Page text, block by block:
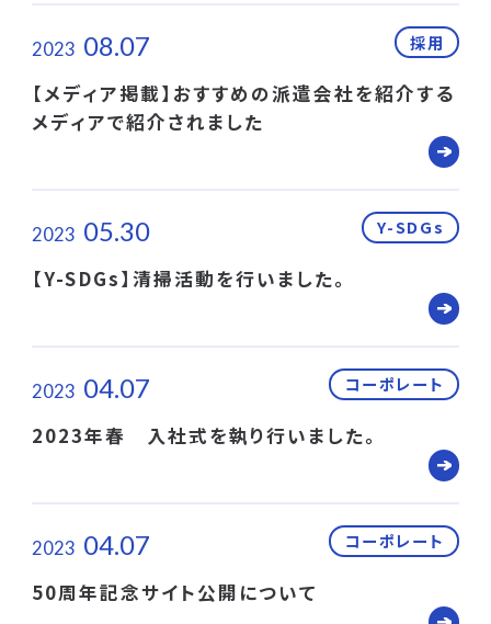
2023 08.07 採用
【メディア掲載】おすすめの派遣会社を紹介する
メディアで紹介されました
2023 05.30 Y-SDGs
【Y-SDGs】清掃活動を行いました。
2023 04.07 コーポレート
2023年春　入社式を執り行いました。
2023 04.07 コーポレート
50周年記念サイト公開について